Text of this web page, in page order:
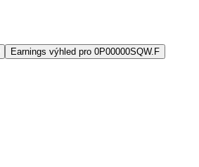
Earnings výhled pro 0P00000SQW.F